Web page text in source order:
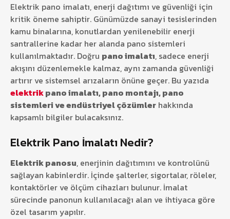
Elektrik pano imalatı, enerji dağıtımı ve güvenliği için
kritik öneme sahiptir. Günümüzde sanayi tesislerinden
kamu binalarına, konutlardan yenilenebilir enerji
santrallerine kadar her alanda pano sistemleri
kullanılmaktadır. Doğru pano imalatı, sadece enerji
akışını düzenlemekle kalmaz, aynı zamanda güvenliği
artırır ve sistemsel arızaların önüne geçer. Bu yazıda
elektrikpano imalatı, pano montajı, pano
sistemleri ve endüstriyel çözümler hakkında
kapsamlı bilgiler bulacaksınız.
Elektrik Pano İmalatı Nedir?
Elektrik panosu, enerjinin dağıtımını ve kontrolünü
sağlayan kabinlerdir. İçinde şalterler, sigortalar, röleler,
kontaktörler ve ölçüm cihazları bulunur. İmalat
sürecinde panonun kullanılacağı alan ve ihtiyaca göre
özel tasarım yapılır.